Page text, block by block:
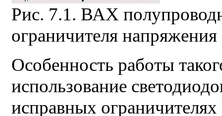
Рис. 7.1. ВАХ
ограничителя напряжения
Особенность работы
использование
исправных